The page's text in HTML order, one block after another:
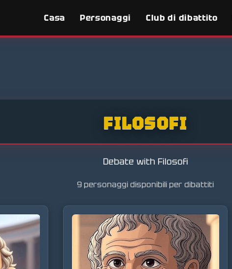
Casa Personaggi Club di dibattito
FILOSOFI
Debate with Filosofi
9 personaggi disponibili per dibattiti